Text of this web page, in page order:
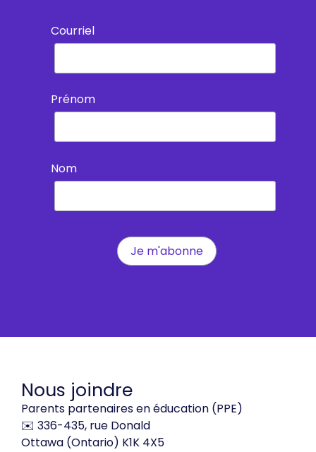
Courriel
Prénom
Nom
Nous joindre
Parents partenaires en éducation (PPE)
✉️ 336-435, rue Donald
Ottawa (Ontario) K1K 4X5